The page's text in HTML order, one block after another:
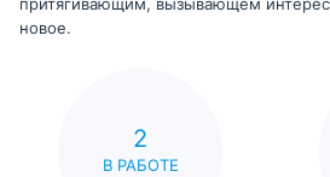
притягивающим, вызывающем интерес
новое.
2
В РАБОТЕ